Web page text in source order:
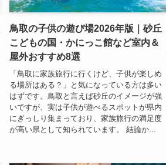
鳥取の子供の遊び場2026年版｜砂丘
こどもの国・かにっこ館など室内＆
屋外おすすめ8選
「鳥取に家族旅行に行くけど、子供が楽しめ
る場所はある？」と気になっている方は多い
はずです。鳥取と言えば砂丘のイメージが強
いですが、実は子供が遊べるスポットが県内
にぎっしり集まっており、家族旅行の満足度
が高い県として知られています。 結論か...